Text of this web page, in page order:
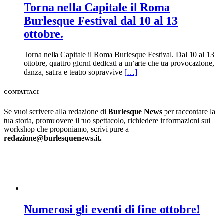
Torna nella Capitale il Roma
Burlesque Festival dal 10 al 13
ottobre.
Torna nella Capitale il Roma Burlesque Festival. Dal 10 al 13
ottobre, quattro giorni dedicati a un’arte che tra provocazione,
danza, satira e teatro sopravvive […]
CONTATTACI
Se vuoi scrivere alla redazione di Burlesque News per raccontare la
tua storia, promuovere il tuo spettacolo, richiedere informazioni sui
workshop che proponiamo, scrivi pure a
redazione@burlesquenews.it.
Numerosi gli eventi di fine ottobre!